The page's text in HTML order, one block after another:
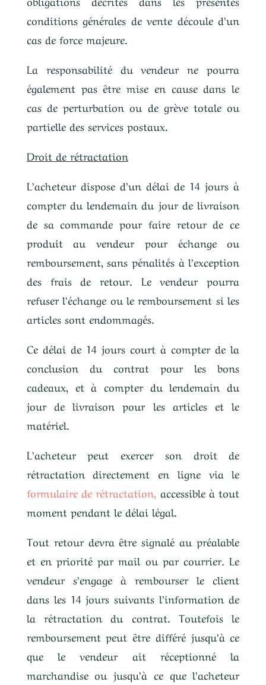
conditions générales de vente découle d’un
cas de force majeure.
La responsabilité du vendeur ne pourra
également pas être mise en cause dans le
cas de perturbation ou de grève totale ou
partielle des services postaux.
Droit de rétractation
L’acheteur dispose d’un délai de 14 jours à
compter du lendemain du jour de livraison
de sa commande pour faire retour de ce
produit au vendeur pour échange ou
remboursement, sans pénalités à l’exception
des frais de retour. Le vendeur pourra
refuser l’échange ou le remboursement si les
articles sont endommagés.
Ce délai de 14 jours court à compter de la
conclusion du contrat pour les bons
cadeaux, et à compter du lendemain du
jour de livraison pour les articles et le
matériel.
L’acheteur peut exercer son droit de
rétractation directement en ligne via le
formulaire de rétractation, accessible à tout
moment pendant le délai légal.
Tout retour devra être signalé au préalable
et en priorité par mail ou par courrier. Le
vendeur s’engage à rembourser le client
dans les 14 jours suivants l’information de
la rétractation du contrat. Toutefois le
remboursement peut être différé jusqu’à ce
que le vendeur ait réceptionné la
marchandise ou jusqu’à ce que l’acheteur